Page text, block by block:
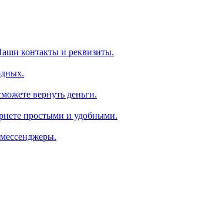
контакты и реквизиты.
вернуть деньги.
простыми и удобными.